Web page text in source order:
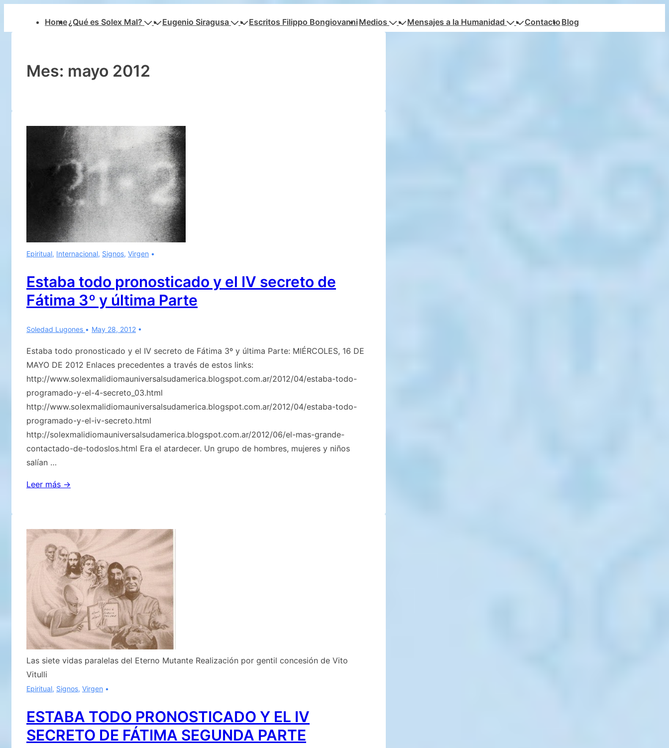
principal
principal
Home¿Qué es Solex Mal? Eugenio Siragusa Escritos Filippo Bongiovanni Medios Mensajes a la Humanidad Contacto Blog
Mes: mayo 2012
Epiritual, Internacional, Signos, Virgen
Estaba todo pronosticado y el IV secreto de
Fátima 3º y última Parte
Soledad Lugones May 28, 2012
Estaba todo pronosticado y el IV secreto de Fátima 3º y última Parte: MIÉRCOLES, 16 DE
MAYO DE 2012 Enlaces precedentes a través de estos links:
http://www.solexmalidiomauniversalsudamerica.blogspot.com.ar/2012/04/estaba-todo-
programado-y-el-4-secreto_03.html
http://www.solexmalidiomauniversalsudamerica.blogspot.com.ar/2012/04/estaba-todo-
programado-y-el-iv-secreto.html
http://solexmalidiomauniversalsudamerica.blogspot.com.ar/2012/06/el-mas-grande-
contactado-de-todoslos.html Era el atardecer. Un grupo de hombres, mujeres y niños
salían …
Estaba
el
secreto
de
3º
última
Parte
Leer más →
Las siete vidas paralelas del Eterno Mutante Realización por gentil concesión de Vito
Vitulli
Epiritual, Signos, Virgen
ESTABA TODO PRONOSTICADO Y EL IV
SECRETO DE FÁTIMA SEGUNDA PARTE